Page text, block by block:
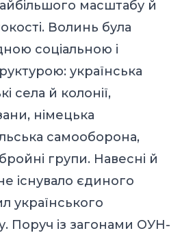
масштабу й
Волинь була
соціальною і
українська
села й колонії,
німецька
самооборона,
групи. Навесні й
існувало єдиного
українського
Поруч із загонами ОУН-